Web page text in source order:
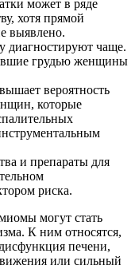
может в ряде
хотя прямой
выявлено.
чаще.
грудью женщины
вероятность
которые
и препараты для
риска.
могут стать
К ним относятся,
печени,
или сильный